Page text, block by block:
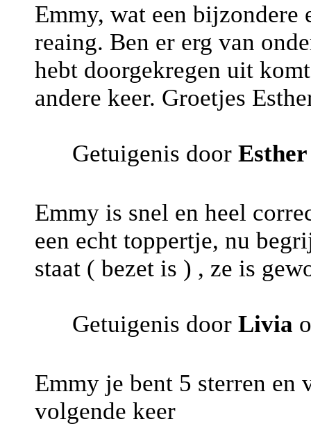
Emmy, wat een
reaing. Ben er erg van
hebt doorgekregen uit
andere keer. Groetjes
Getuigenis door Esther
Emmy is snel en heel
een echt toppertje, nu
staat ( bezet is ) , ze is
Getuigenis door Livia
Emmy je bent 5 sterren en
volgende keer